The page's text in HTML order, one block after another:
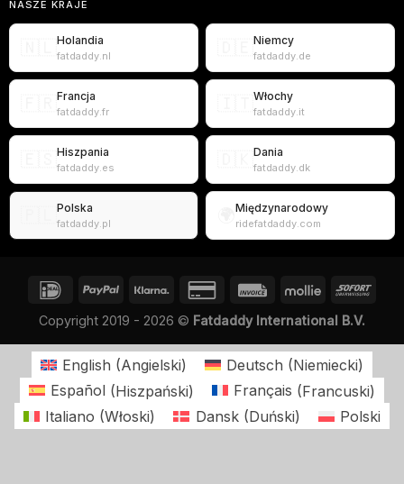
NASZE KRAJE
Holandia
fatdaddy.nl
Niemcy
fatdaddy.de
Francja
fatdaddy.fr
Włochy
fatdaddy.it
Hiszpania
fatdaddy.es
Dania
fatdaddy.dk
Polska
fatdaddy.pl
Międzynarodowy
ridefatdaddy.com
Copyright 2019 - 2026 © Fatdaddy International B.V.
English (Angielski) Deutsch (Niemiecki)
Español (Hiszpański) Français (Francuski)
Italiano (Włoski) Dansk(Duński) Polski